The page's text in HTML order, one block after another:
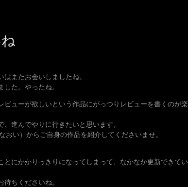
またお会いしましたね。
た。やったね。
ビューが欲しいという作品にがっつりレビューを書くのが楽
進んでやりに行きたいと思います。
おい）からご自身の作品を紹介してくださいませ。
にかかりっきりになってしまって、なかなか更新できてい
ちくださいね。